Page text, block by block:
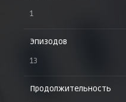
1
Эпизодов
13
Продолжительность